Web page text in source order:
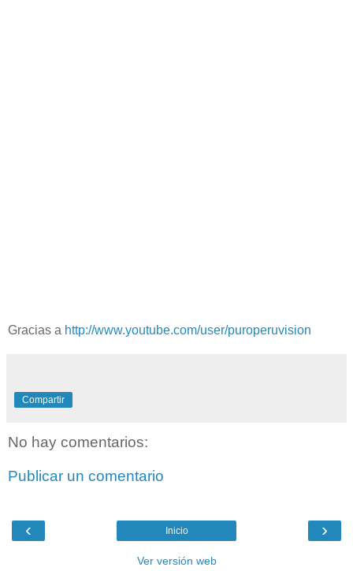
Gracias a http://www.youtube.com/user/puroperuvision
Compartir
No hay comentarios:
Publicar un comentario
‹ ›
Inicio
Ver versión web